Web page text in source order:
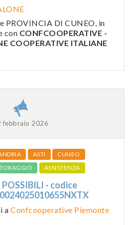
PROVINCIA DI CUNEO, in
con CONFCOOPERATIVE -
COOPERATIVE ITALIANE
febbraio 2026
ASTI
CUNEO
ASSISTENZA
- codice
a Confcooperative Piemonte